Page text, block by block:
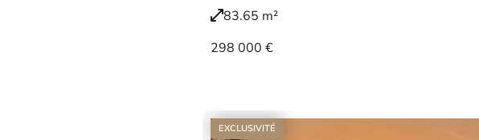
83.65 m²
298 000 €
EXCLUSIVITÉ